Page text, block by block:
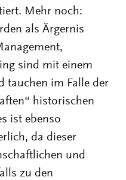
Mehr noch:
als Ärgernis
sind mit einem
tauchen im Falle der
historischen
ist ebenso
da dieser
und
zu den